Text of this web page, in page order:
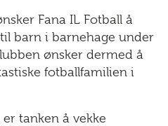
Fana IL Fotball å
barn i barnehage under
ønsker dermed å
fotballfamilien i
tanken å vekke